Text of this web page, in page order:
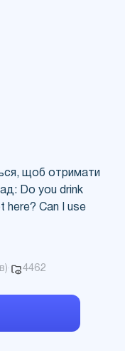
щоб отримати
Do you drink
here? Can I use
· 4462